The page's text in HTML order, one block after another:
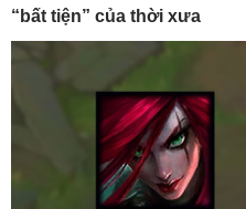
“bất tiện” của thời xưa